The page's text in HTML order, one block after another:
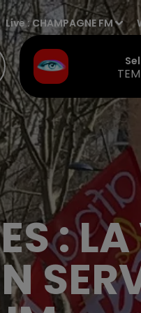
Live :CHAMPAGNE FM
: LA